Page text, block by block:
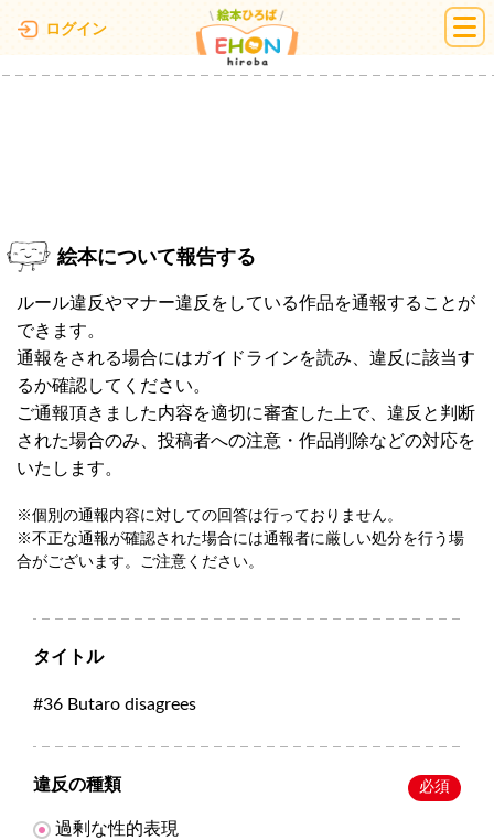
ログイン 絵本ひろば
絵本について報告する
ルール違反やマナー違反をしている作品を通報することが
できます。
通報をされる場合にはガイドラインを読み、違反に該当す
るか確認してください。
ご通報頂きました内容を適切に審査した上で、違反と判断
された場合のみ、投稿者への注意・作品削除などの対応を
いたします。
※個別の通報内容に対しての回答は行っておりません。
※不正な通報が確認された場合には通報者に厳しい処分を行う場
合がございます。ご注意ください。
タイトル
#36 Butaro disagrees
違反の種類 必須
過剰な性的表現